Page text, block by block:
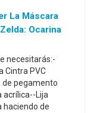
La Máscara
Ocarina
necesitarás:-
Cintra PVC
de pegamento
acrílica--Lija
haciendo de